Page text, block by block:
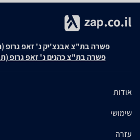
פשרה בת"צ אבנצ'יק נ' זאפ גרופ (ת"צ 23008-
פשרה בת"צ כהנים נ' זאפ גרופ (ת"צ 60371-
אודות
שימושי
עזרה